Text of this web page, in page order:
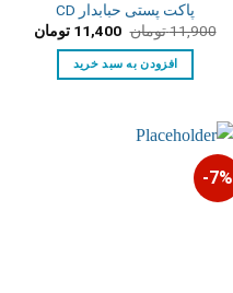
پاکت پستی حبابدار CD
11,900تومان قیمت
اصلی:
11,900 تومان
بود.
11,400 تومانقیمت
افزودن به سبد خرید
7%-